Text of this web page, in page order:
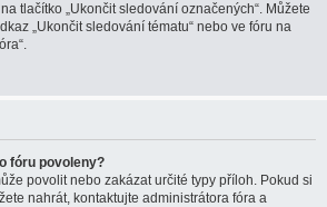
tlačítko „Ukončit sledování označených“. Můžete
„Ukončit sledování tématu“ nebo ve fóru na
fóru povoleny?
povolit nebo zakázat určité typy příloh. Pokud si
nahrát, kontaktujte administrátora fóra a